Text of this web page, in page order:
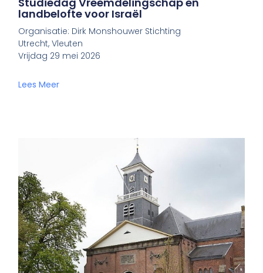
landbelofte voor Israël
Organisatie: Dirk Monshouwer Stichting
Utrecht, Vleuten
Vrijdag 29 mei 2026
Lees Meer